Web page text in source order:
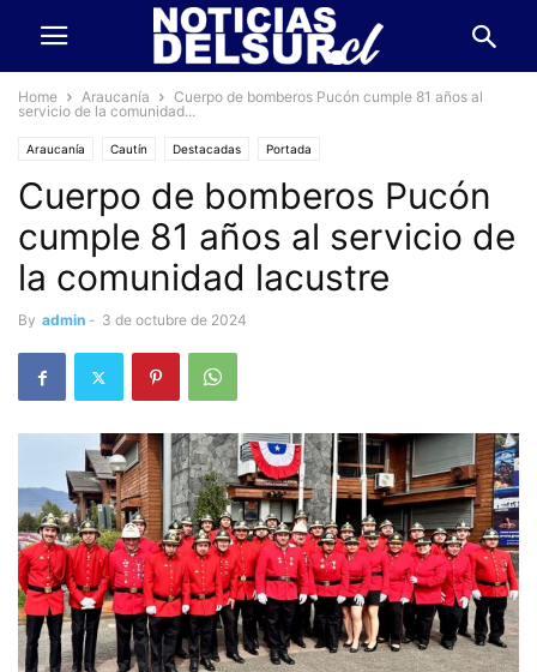
Home Araucanía
Cuerpo de bomberos Pucón cumple 81 años al
servicio de la comunidad...
Araucanía Cautín Destacadas Portada
Cuerpo de bomberos Pucón
cumple 81 años al servicio de
la comunidad lacustre
By admin - 3 de octubre de 2024